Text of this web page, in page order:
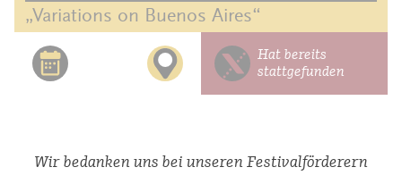
„Variations on Buenos Aires“
Hat bereits
stattgefunden
Wir bedanken uns bei unseren Festivalförderern